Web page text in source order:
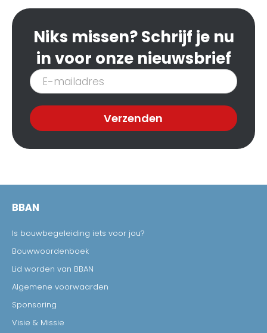
Niks missen? Schrijf je nu
in voor onze nieuwsbrief
Inschrijven
nieuwsbrief
Verzenden
BBAN
Is bouwbegeleiding iets voor jou?
Bouwwoordenboek
Lid worden van BBAN
Algemene voorwaarden
Sponsoring
Visie & Missie